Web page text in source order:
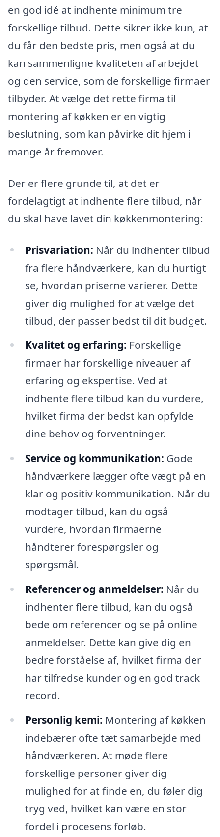
en god idé at indhente minimum tre
forskellige tilbud. Dette sikrer ikke kun, at
du får den bedste pris, men også at du
kan sammenligne kvaliteten af arbejdet
og den service, som de forskellige firmaer
tilbyder. At vælge det rette firma til
montering af køkken er en vigtig
beslutning, som kan påvirke dit hjem i
mange år fremover.
Der er flere grunde til, at det er
fordelagtigt at indhente flere tilbud, når
du skal have lavet din køkkenmontering:
Prisvariation: Når du indhenter tilbud
fra flere håndværkere, kan du hurtigt
se, hvordan priserne varierer. Dette
giver dig mulighed for at vælge det
tilbud, der passer bedst til dit budget.
Kvalitet og erfaring: Forskellige
firmaer har forskellige niveauer af
erfaring og ekspertise. Ved at
indhente flere tilbud kan du vurdere,
hvilket firma der bedst kan opfylde
dine behov og forventninger.
Service og kommunikation: Gode
håndværkere lægger ofte vægt på en
klar og positiv kommunikation. Når du
modtager tilbud, kan du også
vurdere, hvordan firmaerne
håndterer forespørgsler og
spørgsmål.
Referencer og anmeldelser: Når du
indhenter flere tilbud, kan du også
bede om referencer og se på online
anmeldelser. Dette kan give dig en
bedre forståelse af, hvilket firma der
har tilfredse kunder og en god track
record.
Personlig kemi: Montering af køkken
indebærer ofte tæt samarbejde med
håndværkeren. At møde flere
forskellige personer giver dig
mulighed for at finde en, du føler dig
tryg ved, hvilket kan være en stor
fordel i procesens forløb.